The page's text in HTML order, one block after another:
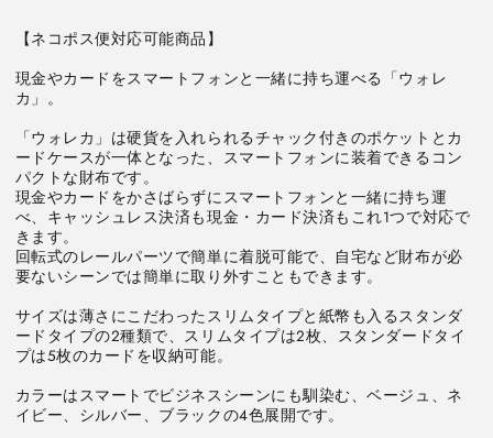
ま
せ
売
で
ま
せ
ん
ー
ド
タ
プ
[全
4
色]
キ
ン
グ
ジ
ム
の
数
ー
ド
プ
[全
4
色]
ン
グ
ジ
ム
の
数
【ネコポス便対応可能商品】
現金やカードをスマートフォンと一緒に持ち運べる「ウォレ
カ」。
「ウォレカ」は硬貨を入れられるチャック付きのポケットとカ
ードケースが一体となった、スマートフォンに装着できるコン
パクトな財布です。
現金やカードをかさばらずにスマートフォンと一緒に持ち運
べ、キャッシュレス決済も現金・カード決済もこれ1つで対応で
きます。
回転式のレールパーツで簡単に着脱可能で、自宅など財布が必
要ないシーンでは簡単に取り外すこともできます。
サイズは薄さにこだわったスリムタイプと紙幣も入るスタンダ
ードタイプの2種類で、スリムタイプは2枚、スタンダードタイ
プは5枚のカードを収納可能。
カラーはスマートでビジネスシーンにも馴染む、ベージュ、ネ
イビー、シルバー、ブラックの4色展開です。